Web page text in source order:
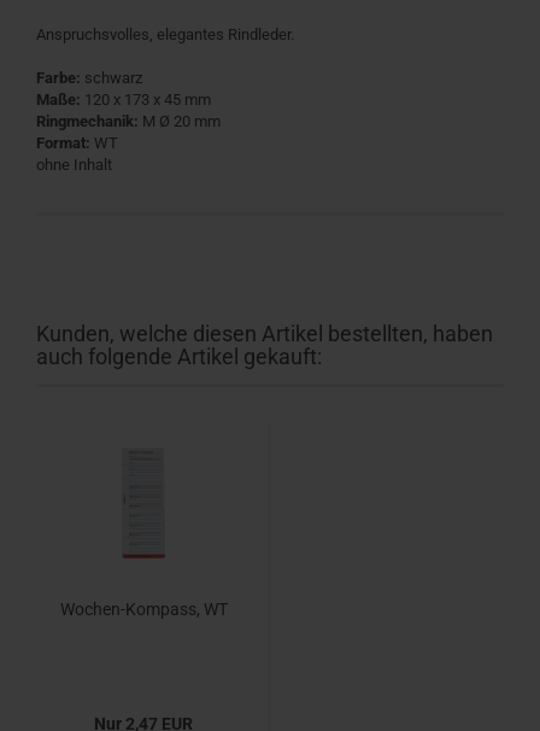
Anspruchsvolles, elegantes Rindleder.
Farbe: schwarz
Maße: 120 x 173 x 45 mm
Ringmechanik: M Ø 20 mm
Format: WT
ohne Inhalt
Kunden, welche diesen Artikel bestellten, haben
auch folgende Artikel gekauft:
Wochen-Kompass, WT
Nur 2,47 EUR